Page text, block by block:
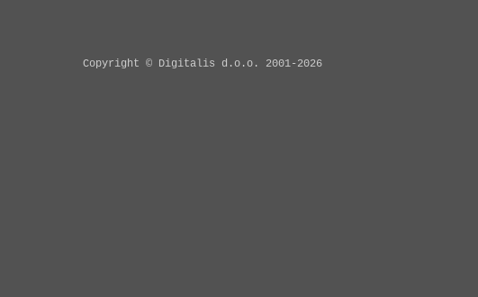
Copyright © Digitalis d.o.o. 2001-2026